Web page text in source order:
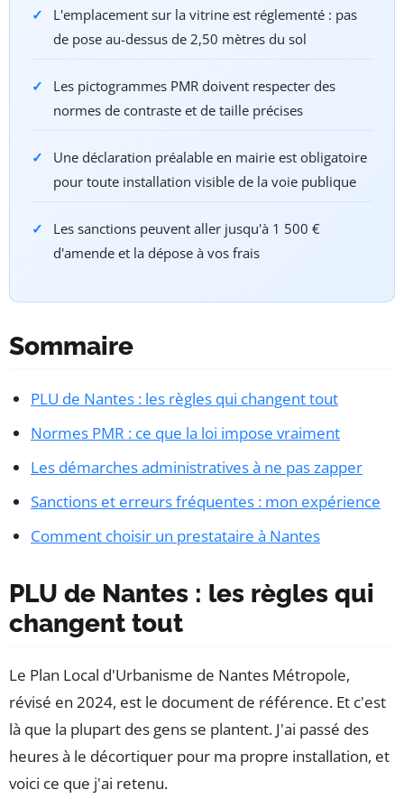
L'emplacement sur la vitrine est réglementé : pas
de pose au-dessus de 2,50 mètres du sol
Les pictogrammes PMR doivent respecter des
normes de contraste et de taille précises
Une déclaration préalable en mairie est obligatoire
pour toute installation visible de la voie publique
Les sanctions peuvent aller jusqu'à 1 500 €
d'amende et la dépose à vos frais
Sommaire
PLU de Nantes : les règles qui changent tout
Normes PMR : ce que la loi impose vraiment
Les démarches administratives à ne pas zapper
Sanctions et erreurs fréquentes : mon expérience
Comment choisir un prestataire à Nantes
PLU de Nantes : les règles qui
changent tout
Le Plan Local d'Urbanisme de Nantes Métropole,
révisé en 2024, est le document de référence. Et c'est
là que la plupart des gens se plantent. J'ai passé des
heures à le décortiquer pour ma propre installation, et
voici ce que j'ai retenu.